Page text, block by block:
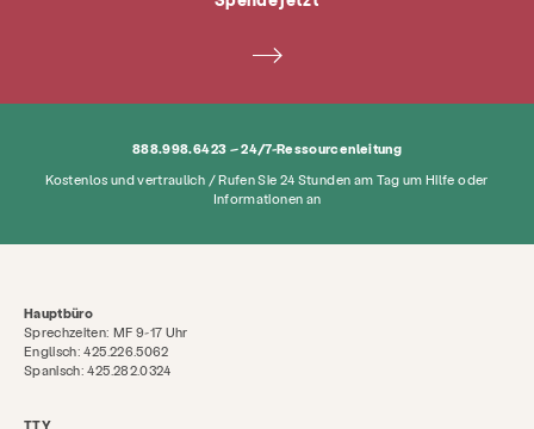
Suche KCSARC
888.998.6423 – 24/7-Ressourcenleitung
Kostenlos und vertraulich / Rufen Sie 24 Stunden am Tag um Hilfe oder
Informationen an
Hauptbüro
Sprechzeiten: MF 9-17 Uhr
Englisch: 425.226.5062
Spanisch: 425.282.0324
TTY